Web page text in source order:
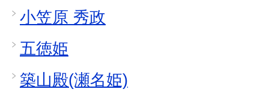
小笠原 秀政
五徳姫
築山殿(瀬名姫)